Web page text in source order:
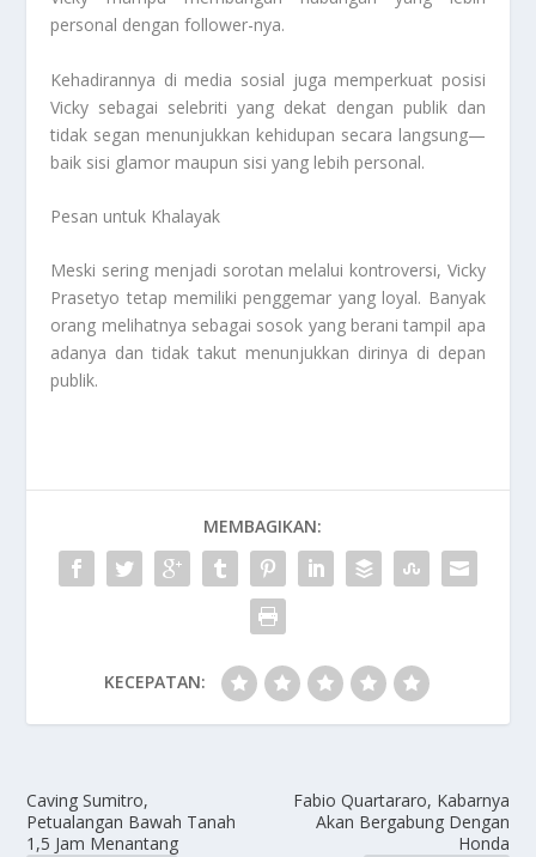
personal dengan follower-nya.
Kehadirannya di media sosial juga memperkuat posisi
Vicky sebagai selebriti yang dekat dengan publik dan
tidak segan menunjukkan kehidupan secara langsung—
baik sisi glamor maupun sisi yang lebih personal.
Pesan untuk Khalayak
Meski sering menjadi sorotan melalui kontroversi, Vicky
Prasetyo tetap memiliki penggemar yang loyal. Banyak
orang melihatnya sebagai sosok yang berani tampil apa
adanya dan tidak takut menunjukkan dirinya di depan
publik.
MEMBAGIKAN:
KECEPATAN:
Caving Sumitro,
Petualangan Bawah Tanah
1,5 Jam Menantang
Fabio Quartararo, Kabarnya
Akan Bergabung Dengan
Honda